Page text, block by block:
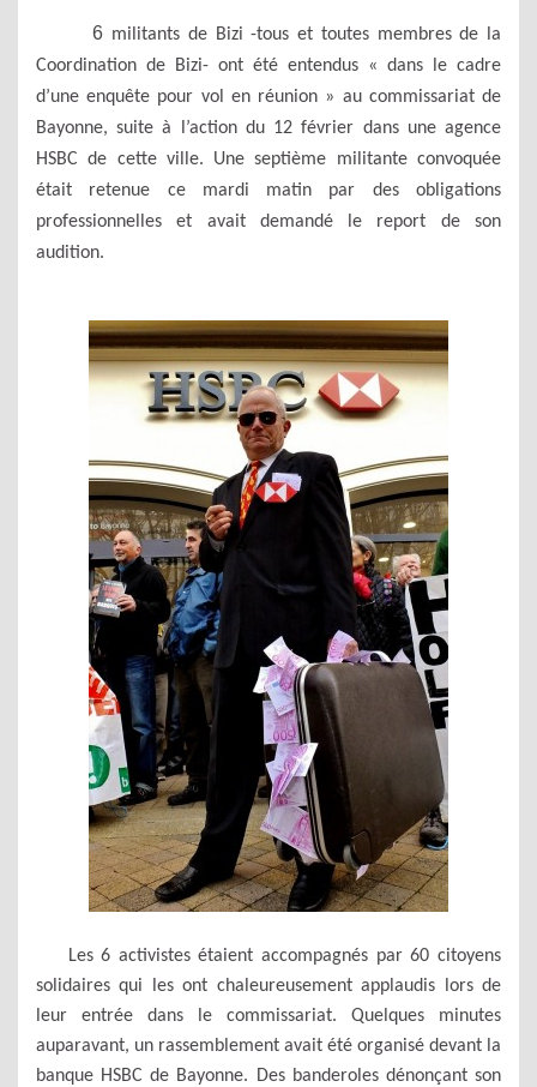
6 militants de Bizi -tous et toutes membres de la
Coordination de Bizi- ont été entendus « dans le cadre
d’une enquête pour vol en réunion » au commissariat de
Bayonne,suite à l’action du 12 février dans une agence
HSBC de cette ville. Une septième militante convoquée
était retenue ce mardi matin par des obligations
professionnelleset avait demandé le report de son
audition.
Les 6 activistes étaient accompagnés par 60 citoyens
solidaires qui les ont chaleureusement applaudis lors de
leur entrée dans le commissariat. Quelques minutes
auparavant, un rassemblement avait été organisé devant la
banque HSBC de Bayonne. Des banderoles dénonçant son